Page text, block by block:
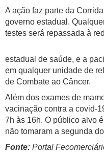
A ação faz parte da
governo estadual.
testes será repassada à
estadual de saúde, e a
em qualquer unidade de
de Combate ao Câncer.
Além dos exames de
vacinação contra a covid-
7h às 16h. O público alvo
não tomaram a segunda
Fonte: Portal